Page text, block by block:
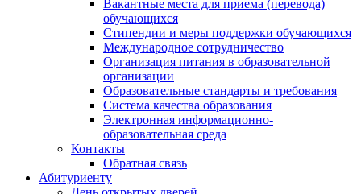
Вакантные места для приема (перевода)
обучающихся
Стипендии и меры поддержки обучающихся
Международное сотрудничество
Организация питания в образовательной
организации
Образовательные стандарты и требования
Система качества образования
Электронная информационно-
образовательная среда
Контакты
Обратная связь
Абитуриенту